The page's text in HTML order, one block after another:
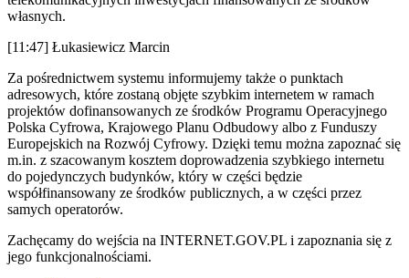
własnych.
[11:47] Łukasiewicz Marcin
Za pośrednictwem systemu informujemy także o punktach
adresowych, które zostaną objęte szybkim internetem w ramach
projektów dofinansowanych ze środków Programu Operacyjnego
Polska Cyfrowa, Krajowego Planu Odbudowy albo z Funduszy
Europejskich na Rozwój Cyfrowy. Dzięki temu można zapoznać się
m.in. z szacowanym kosztem doprowadzenia szybkiego internetu
do pojedynczych budynków, który w części będzie
współfinansowany ze środków publicznych, a w części przez
samych operatorów.
Zachęcamy do wejścia na INTERNET.GOV.PL i zapoznania się z
jego funkcjonalnościami.